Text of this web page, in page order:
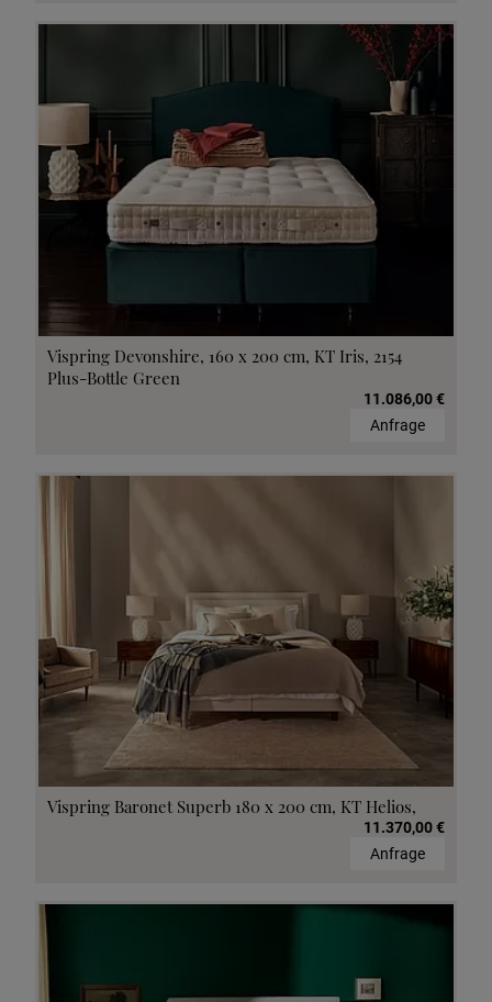
Vispring Devonshire, 160 x 200 cm, KT Iris, 2154
Plus-Bottle Green
11.086,00 €
Anfrage
Vispring Baronet Superb 180 x 200 cm, KT Helios,
11.370,00 €
Anfrage